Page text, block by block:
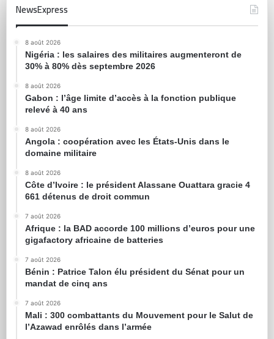
NewsExpress
8 août 2026
Nigéria : les salaires des militaires augmenteront de
30% à 80% dès septembre 2026
8 août 2026
Gabon : l’âge limite d’accès à la fonction publique
relevé à 40 ans
8 août 2026
Angola : coopération avec les États-Unis dans le
domaine militaire
8 août 2026
Côte d’Ivoire : le président Alassane Ouattara gracie 4
661 détenus de droit commun
7 août 2026
Afrique : la BAD accorde 100 millions d’euros pour une
gigafactory africaine de batteries
7 août 2026
Bénin : Patrice Talon élu président du Sénat pour un
mandat de cinq ans
7 août 2026
Mali : 300 combattants du Mouvement pour le Salut de
l’Azawad enrôlés dans l’armée